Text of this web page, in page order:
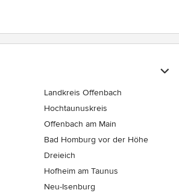
Landkreis Offenbach
Hochtaunuskreis
Offenbach am Main
Bad Homburg vor der Höhe
Dreieich
Hofheim am Taunus
Neu-Isenburg